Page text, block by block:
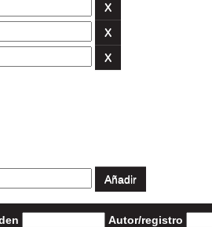
Autor/registro